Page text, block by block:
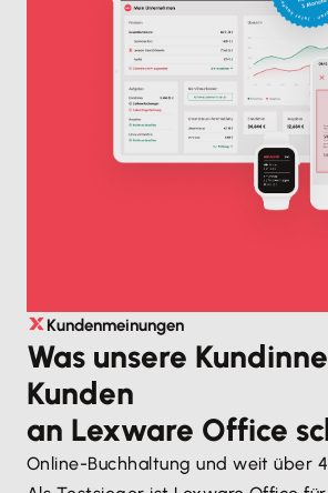
Kundenmeinungen
Was unsere
Kunden
an Lexware Office
Online-Buchhaltung und weit über